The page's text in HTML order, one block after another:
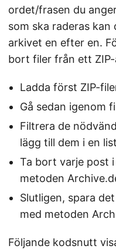
ordet/frasen du
som ska raderas
arkivet en efter en.
bort filer från ett
Ladda först ZIP-
Gå sedan igenom
Filtrera de
lägg till dem i en
Ta bort varje post
metoden
Slutligen, spara
med metoden
Följande kodsnutt